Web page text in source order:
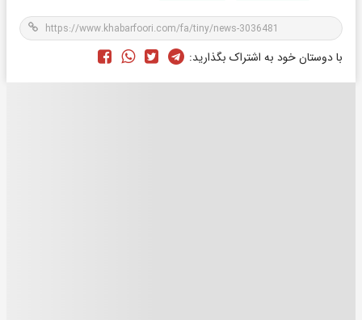
با دوستان خود به اشتراک بگذارید: